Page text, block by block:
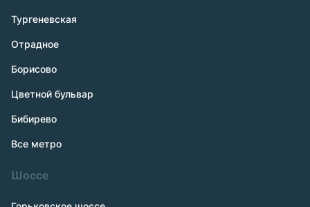
Тургеневская
Отрадное
Борисово
Цветной бульвар
Бибирево
Все метро
Шоссе